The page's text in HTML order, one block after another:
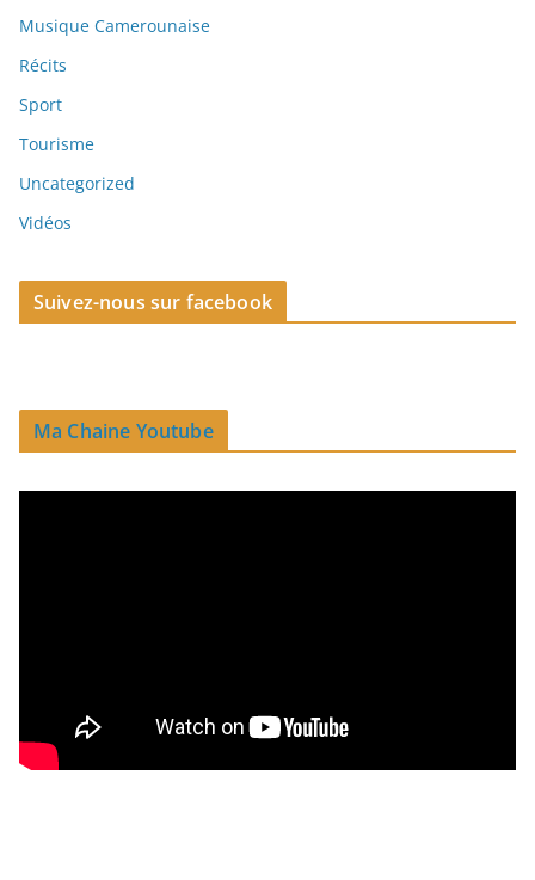
Musique Camerounaise
Récits
Sport
Tourisme
Uncategorized
Vidéos
Suivez-nous sur facebook
Ma Chaine Youtube